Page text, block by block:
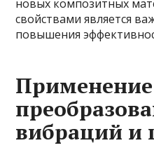
новых композитных
свойствами является
повышения
Применение
вибраций и